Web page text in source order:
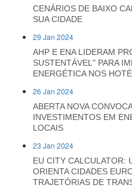
CENÁRIOS DE BAIXO
SUA CIDADE
29 Jan 2024
AHP E ENA LIDERAM
SUSTENTÁVEL" PARA
ENERGÉTICA NOS
26 Jan 2024
ABERTA NOVA
INVESTIMENTOS EM
LOCAIS
23 Jan 2024
EU CITY CALCULATOR:
ORIENTA CIDADES
TRAJETÓRIAS DE